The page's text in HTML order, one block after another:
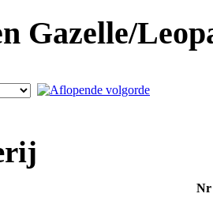
Gazelle/
Nr